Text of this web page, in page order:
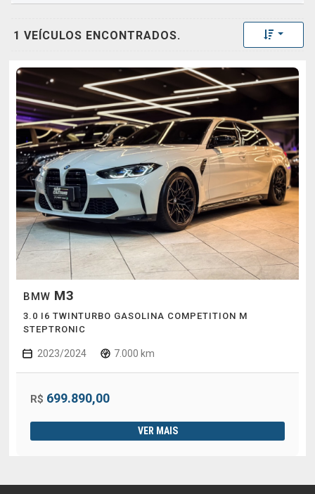
1 VEÍCULOS ENCONTRADOS. Toggle
BMW M3
3.0 I6 TWINTURBO GASOLINA COMPETITION M
STEPTRONIC
2023/2024 7.000 km
R$ 699.890,00
VER MAIS